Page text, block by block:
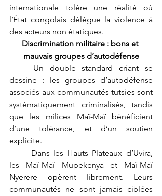
internationale tolère une réalité où
l’État congolais délègue la violence à
des acteurs non étatiques.
Discrimination militaire : bons et
mauvais groupes d’autodéfense
dessine : les groupes d’autodéfense
associés aux communautés tutsies sont
systématiquement criminalisés, tandis
que les milices Maï-Maï bénéficient
d’une tolérance, et d’un soutien
explicite.
les Maï-Maï Mupekenya et Maï-Maï
Nyerere opèrent librement. Leurs
communautés ne sont jamais ciblées